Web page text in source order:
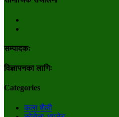
सम्पादकः
विज्ञापनका लागिः
Categories
कला शैली